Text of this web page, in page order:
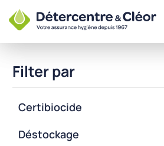
Filter par
Certibiocide
Déstockage